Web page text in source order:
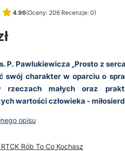
4.96(Oceny: 206 Recenzje: 0)
Przejdź do sekcji Opinie
P. Pawlukiewicza „Prosto z
swój charakter w oparciu o
rzeczach małych oraz
wartości człowieka -
opisu
Rób To Co Kochasz